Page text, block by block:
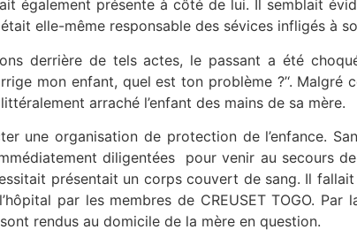
également présente à côté de lui. Il semblait
elle-même responsable des sévices infligés à
derrière de tels actes, le passant a été
mon enfant, quel est ton problème ?’‘. Malgré
arraché l’enfant des mains de sa mère.
une organisation de protection de l’enfance.
diligentées pour venir au secours
présentait un corps couvert de sang. Il
par les membres de CREUSET TOGO. Par
rendus au domicile de la mère en question.